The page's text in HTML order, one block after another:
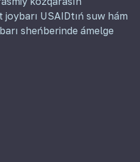
USAIDtıń suw hám
sheńberinde ámelge